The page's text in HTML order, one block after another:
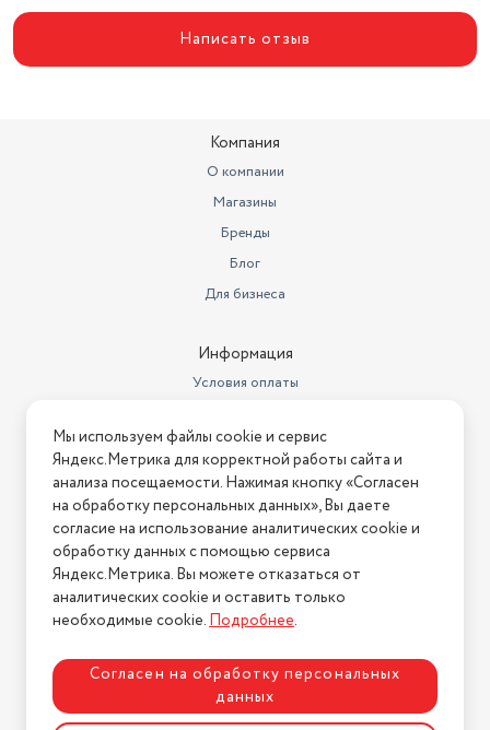
Написать отзыв
Компания
О компании
Магазины
Бренды
Блог
Для бизнеса
Информация
Условия оплаты
Условия возврата
Нашли ошибку на сайте? Напишите нам
2026 © Интернет-магазин "АстМаркет". У нас есть всё!
Политика конфиденциальности
Мы используем файлы cookie и сервис
Яндекс.Метрика для корректной работы сайта и
анализа посещаемости. Нажимая кнопку «Согласен
на обработку персональных данных», Вы даете
согласие на использование аналитических cookie и
обработку данных с помощью сервиса
Яндекс.Метрика. Вы можете отказаться от
аналитических cookie и оставить только
необходимые cookie.Подробнее.
Согласен на обработку персональных
данных